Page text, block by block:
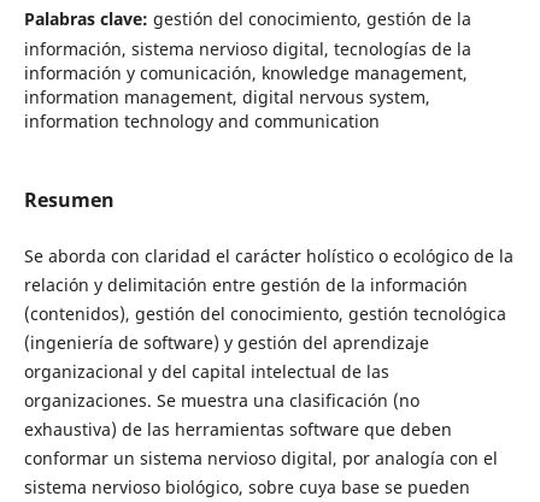
Palabras clave: gestión del conocimiento, gestión de la
información, sistema nervioso digital, tecnologías de la
información y comunicación, knowledge management,
information management, digital nervous system,
information technology and communication
Resumen
Se aborda con claridad el carácter holístico o ecológico de la
relación y delimitación entre gestión de la información
(contenidos), gestión del conocimiento, gestión tecnológica
(ingeniería de software) y gestión del aprendizaje
organizacional y del capital intelectual de las
organizaciones. Se muestra una clasificación (no
exhaustiva) de las herramientas software que deben
conformar un sistema nervioso digital, por analogía con el
sistema nervioso biológico, sobre cuya base se pueden